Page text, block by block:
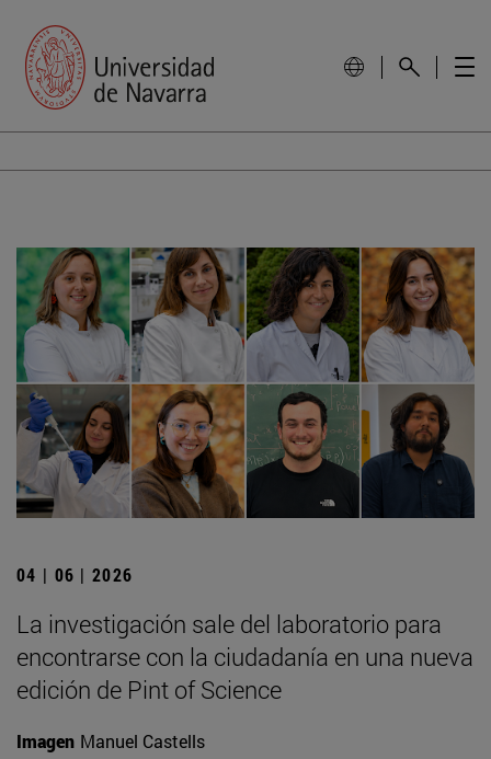
04 | 06 | 2026
La investigación sale del laboratorio para
encontrarse con la ciudadanía en una nueva
edición de Pint of Science
Imagen Manuel Castells